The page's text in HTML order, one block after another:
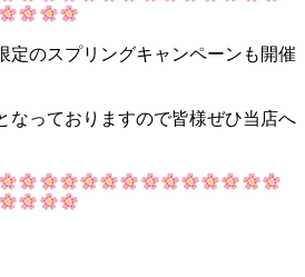
定のスプリングキャンペーンも開催
なっておりますので皆様ぜひ当店へ